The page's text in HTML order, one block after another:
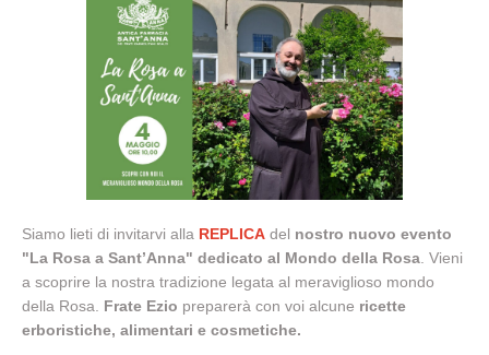
Siamo lieti di invitarvi alla REPLICA del nostro nuovo evento
"La Rosa a Sant’Anna" dedicato al Mondo della Rosa . Vieni
a scoprire la nostra tradizione legata al meraviglioso mondo
della Rosa. Frate Ezio preparerà con voi alcune ricette
erboristiche, alimentari e cosmetiche.